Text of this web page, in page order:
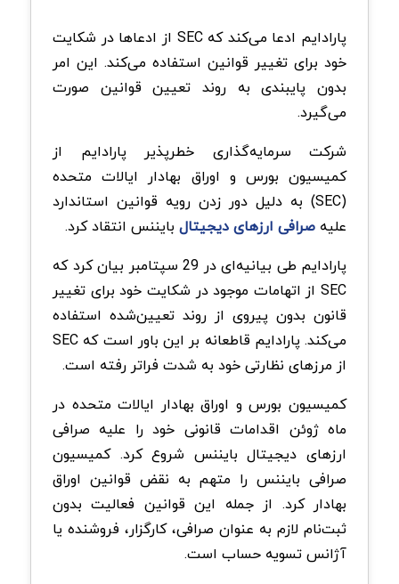
پارادایم ادعا می‌کند که SEC از ادعاها در شکایت
خود برای تغییر قوانین استفاده می‌کند. این امر
بدون پایبندی به روند تعیین قوانین صورت
می‌گیرد.
شرکت سرمایه‌گذاری خطرپذیر پارادایم از
کمیسیون بورس و اوراق بهادار ایالات متحده
(SEC) به دلیل دور زدن رویه قوانین استاندارد
علیه صرافی ارزهای دیجیتال بایننس انتقاد کرد.
پارادایم طی بیانیه‌ای در 29 سپتامبر بیان کرد که
SEC از اتهامات موجود در شکایت خود برای تغییر
قانون بدون پیروی از روند تعیین‌شده استفاده
می‌کند. پارادایم قاطعانه بر این باور است که SEC
از مرزهای نظارتی خود به شدت فراتر رفته است.
کمیسیون بورس و اوراق بهادار ایالات متحده در
ماه ژوئن اقدامات قانونی خود را علیه صرافی
ارزهای دیجیتال بایننس شروع کرد. کمیسیون
صرافی بایننس را متهم به نقض قوانین اوراق
بهادار کرد. از جمله این قوانین فعالیت بدون
ثبت‌نام لازم به عنوان صرافی، کارگزار، فروشنده یا
آژانس تسویه حساب است.